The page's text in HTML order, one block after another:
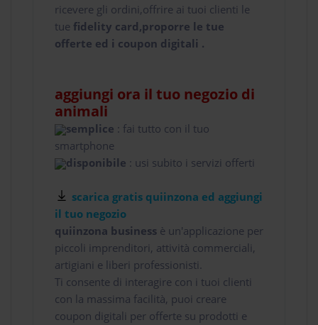
ricevere gli ordini,offrire ai tuoi clienti le
tue fidelity card,proporre le tue
offerte ed i coupon digitali .
aggiungi ora il tuo negozio di
animali
semplice : fai tutto con il tuo
smartphone
disponibile : usi subito i servizi offerti
scarica gratis quiinzona ed aggiungi
il tuo negozio
quiinzona business è un'applicazione per
piccoli imprenditori, attività commerciali,
artigiani e liberi professionisti.
Ti consente di interagire con i tuoi clienti
con la massima facilità, puoi creare
coupon digitali per offerte su prodotti e